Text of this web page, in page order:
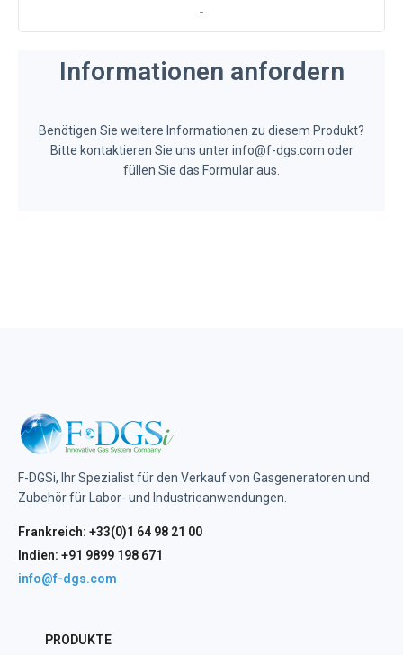
-
Informationen anfordern
Benötigen Sie weitere Informationen zu diesem Produkt?
Bitte kontaktieren Sie uns unter info@f-dgs.com oder
füllen Sie das Formular aus.
F-DGSi, Ihr Spezialist für den Verkauf von Gasgeneratoren und
Zubehör für Labor- und Industrieanwendungen.
Frankreich: +33(0)1 64 98 21 00
Indien: +91 9899 198 671
info@f-dgs.com
PRODUKTE